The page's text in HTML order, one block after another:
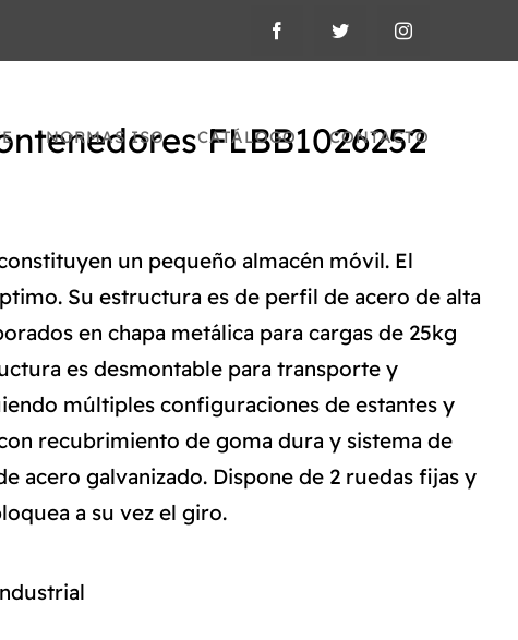
NORMAS ISO CATÁLOGO CONTACTO
FLBB1026252
un pequeño almacén móvil. El
Su estructura es de perfil de acero de alta
en chapa metálica para cargas de 25kg
es desmontable para transporte y
múltiples configuraciones de estantes y
recubrimiento de goma dura y sistema de
acero galvanizado. Dispone de 2 ruedas fijas y
a su vez el giro.